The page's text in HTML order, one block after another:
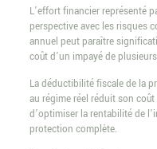
L’effort financier représenté
perspective avec les risques
annuel peut paraître
coût d’un impayé de
La déductibilité fiscale de la
au régime réel réduit son
d’optimiser la rentabilité de
protection complète.